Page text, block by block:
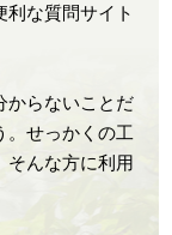
利な質問サイト
からないことだ
。せっかくの工
そんな方に利用